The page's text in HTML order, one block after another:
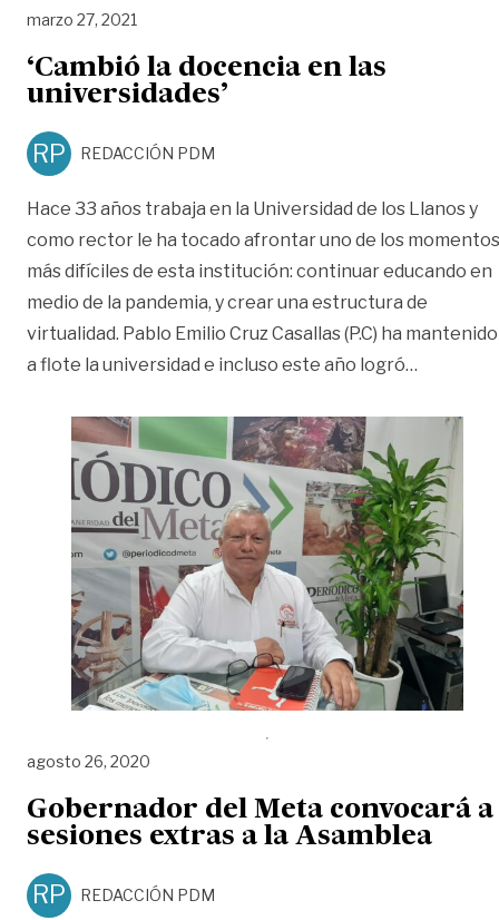
marzo 27, 2021
‘Cambió la docencia en las
universidades’
RP REDACCIÓN PDM
Hace 33 años trabaja en la Universidad de los Llanos y
como rector le ha tocado afrontar uno de los momentos
más difíciles de esta institución: continuar educando en
medio de la pandemia, y crear una estructura de
virtualidad. Pablo Emilio Cruz Casallas (P.C) ha mantenido
a flote la universidad e incluso este año logró…
agosto 26, 2020
Gobernador del Meta convocará a
sesiones extras a la Asamblea
RP REDACCIÓN PDM